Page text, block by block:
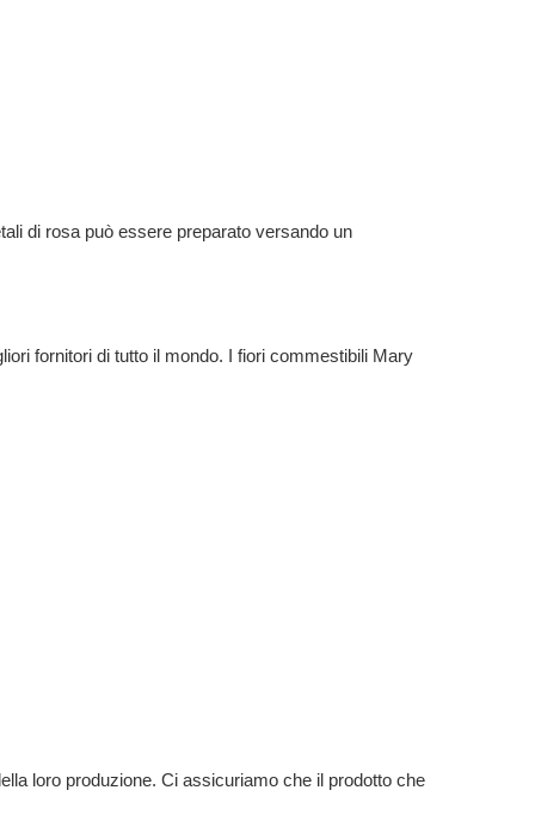
di rosa può essere preparato versando un
fornitori di tutto il mondo. I fiori commestibili Mary
loro produzione. Ci assicuriamo che il prodotto che